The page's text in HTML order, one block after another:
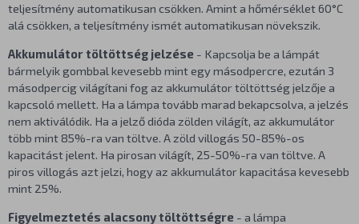
teljesítmény automatikusan csökken. Amint a hőmérséklet 60°C
alá csökken, a teljesítmény ismét automatikusan növekszik.
Akkumulátor töltöttség jelzése - Kapcsolja be a lámpát
bármelyik gombbal kevesebb mint egy másodpercre, ezután 3
másodpercig világítani fog az akkumulátor töltöttség jelzője a
kapcsoló mellett. Ha a lámpa tovább marad bekapcsolva, a jelzés
nem aktiválódik. Ha a jelző dióda zölden világít, az akkumulátor
több mint 85%-ra van töltve. A zöld villogás 50-85%-os
kapacitást jelent. Ha pirosan világít, 25-50%-ra van töltve. A
piros villogás azt jelzi, hogy az akkumulátor kapacitása kevesebb
mint 25%.
Figyelmeztetés alacsony töltöttségre - a lámpa